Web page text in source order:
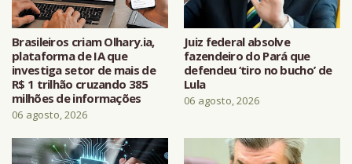
Brasileiros criam Olhary.ia,
plataforma de IA que
investiga setor de mais de
R$ 1 trilhão cruzando 385
milhões de informações
06 agosto, 2026
Juiz federal absolve
fazendeiro do Pará que
defendeu ‘tiro no bucho’ de
Lula
06 agosto, 2026